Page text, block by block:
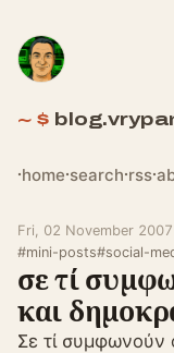
home search rss
Fri, 02 November
#mini-posts#social-
σε τί
και
Σε τί συμφωνούν